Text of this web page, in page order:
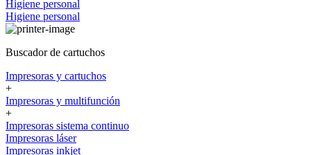
Higiene personal
Higiene personal
Buscador de cartuchos
Impresoras y cartuchos
+
Impresoras y multifunción
+
Impresoras sistema continuo
Impresoras láser
Impresoras inkjet